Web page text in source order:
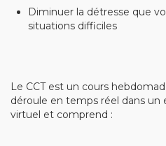
Diminuer la détresse que
situations difficiles
Le CCT est un cours
déroule en temps réel dans un
virtuel et comprend :